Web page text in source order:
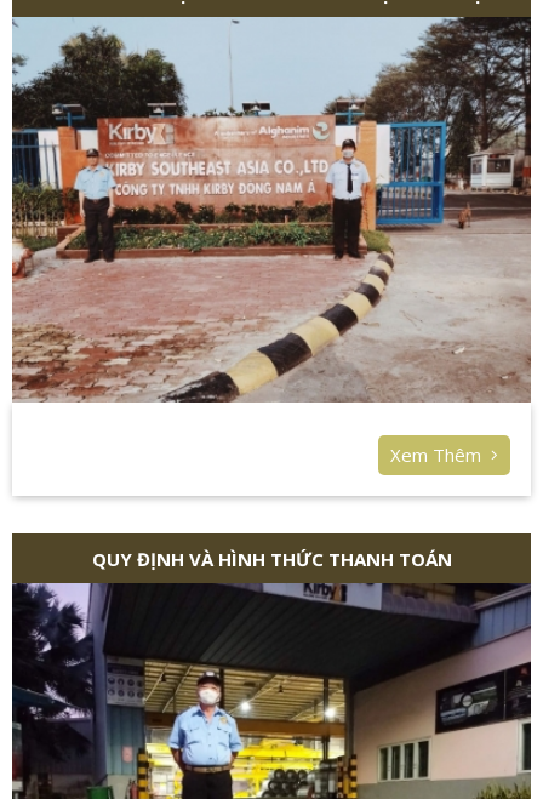
Xem Thêm
QUY ĐỊNH VÀ HÌNH THỨC THANH TOÁN